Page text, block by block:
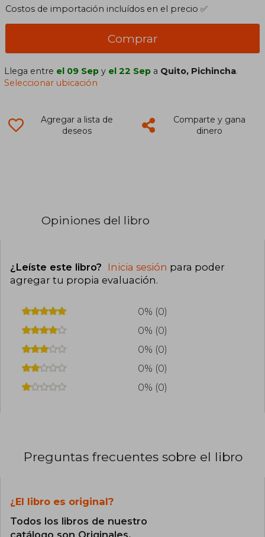
Costos de importación incluídos en el precio ✅
Comprar
Llega entre el 09 Sep y el 22 Sep a Quito, Pichincha.
Seleccionar ubicación
Agregar a lista de
deseos
Comparte y gana
dinero
Opiniones del libro
¿Leíste este libro? Inicia sesión para poder
agregar tu propia evaluación.
0% (0)
0% (0)
0% (0)
0% (0)
0% (0)
Preguntas frecuentes sobre el libro
¿El libro es original?
Todos los libros de nuestro